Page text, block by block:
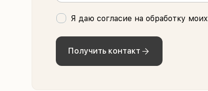
Я даю согласие на обработку моих
Получить контакт